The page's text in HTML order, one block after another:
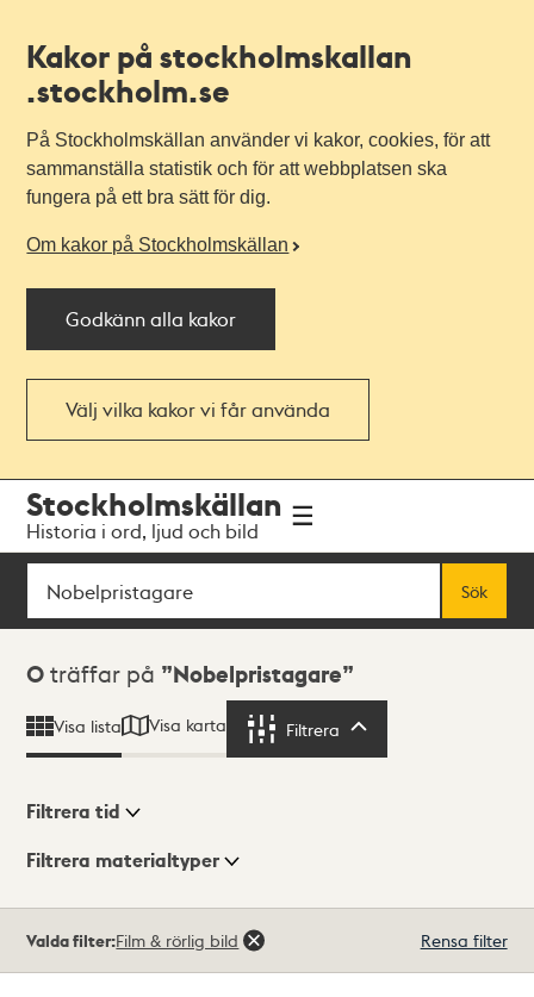
Kakor på stockholmskallan
.stockholm.se
På Stockholmskällan använder vi kakor, cookies, för att
sammanställa statistik och för att webbplatsen ska
fungera på ett bra sätt för dig.
Om kakor på Stockholmskällan
Godkänn alla kakor
Välj vilka kakor vi får använda
navigationen
huvudinnehållet
Stockholmskällan
Historia i ord, ljud och bild
Sök
Sök
Sökresultat
0 träffar på Nobelpristagare
Visa lista Visa karta Filtrera
Visningsläge
Filtrera tid
Filtrera materialtyper
träffar
Valda filter:Film & rörlig bild Rensa filter